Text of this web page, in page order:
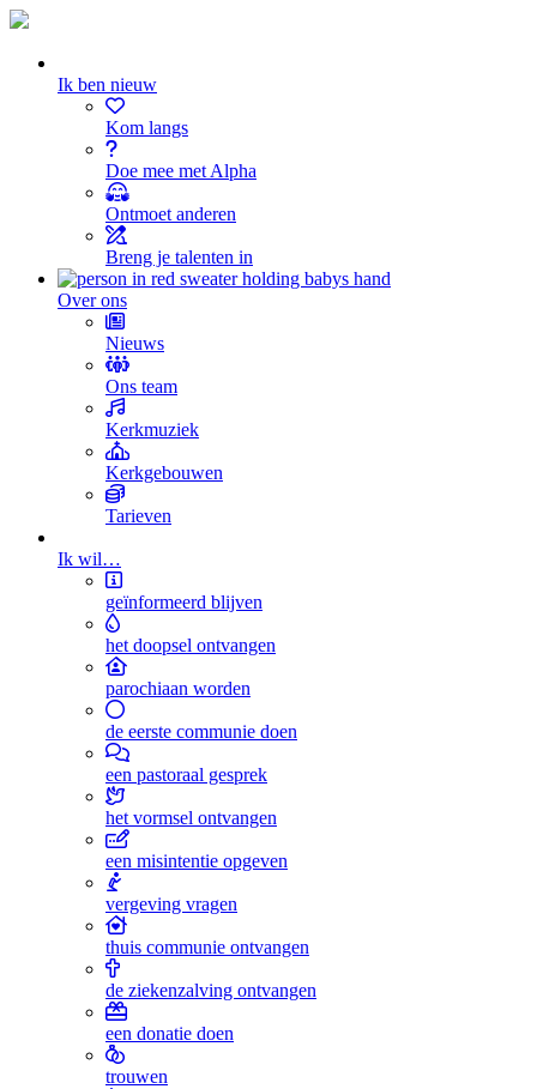
Ik ben nieuw
Kom langs
Doe mee met Alpha
Ontmoet anderen
Breng je talenten in
Over ons
Nieuws
Ons team
Kerkmuziek
Kerkgebouwen
Tarieven
Ik wil…
geïnformeerd blijven
het doopsel ontvangen
parochiaan worden
de eerste communie doen
een pastoraal gesprek
het vormsel ontvangen
een misintentie opgeven
vergeving vragen
thuis communie ontvangen
de ziekenzalving ontvangen
een donatie doen
trouwen